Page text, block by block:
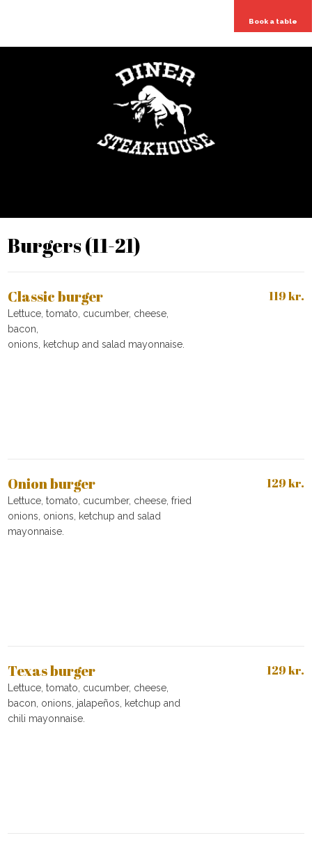
Book a table
Burgers​ (11-21)
Classic burger
Lettuce, tomato, cucumber, cheese,
bacon,
onions, ketchup and salad mayonnaise.
119 kr.
Onion burger
Lettuce, tomato, cucumber, cheese, fried
onions, onions, ketchup and salad
mayonnaise.
129 kr.
Texas burger
Lettuce, tomato, cucumber, cheese,
bacon, onions, jalapeños, ketchup and
chili mayonnaise.
129 kr.